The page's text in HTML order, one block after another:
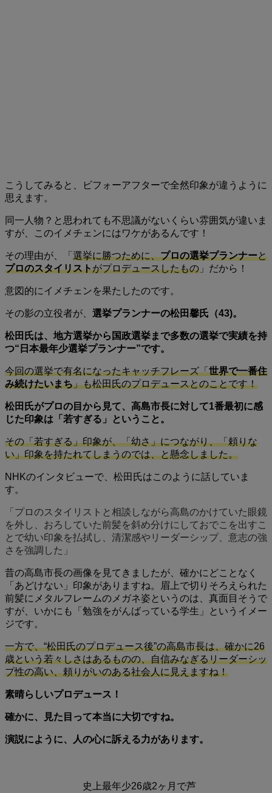
こうしてみると、ビフォーアフターで全然印象が違うように
思えます。
同一人物？と思われても不思議がないくらい雰囲気が違いま
すが、このイメチェンにはワケがあるんです！
その理由が、「 選挙に勝つために、プロの選挙プランナーと
プロのスタイリストがプロデュースしたもの 」だから！
意図的にイメチェンを果たしたのです。
その影の立役者が、 選挙プランナーの松田馨氏（43)。
松田氏は、地方選挙から国政選挙まで多数の選挙で実績を持
つ“日本最年少選挙プランナー”です。
今回の選挙で有名になったキャッチフレーズ「世界で一番住
み続けたいまち」も松田氏のプロデュースとのことです！
松田氏がプロの目から見て、高島市長に対して1番最初に感
じた印象は「若すぎる」ということ。
その「若すぎる」印象が、「幼さ」につながり、「頼りな
い」印象を持たれてしまうのでは、と懸念しました。
NHKのインタビューで、松田氏はこのように話していま
す。
「プロのスタイリストと相談しながら高島のかけていた眼鏡
を外し、おろしていた前髪を斜め分けにしておでこを出すこ
とで幼い印象を払拭し、清潔感やリーダーシップ、意志の強
さを強調した」
昔の高島市長の画像を見てきましたが、確かにどことなく
「あどけない」印象がありますね。眉上で切りそろえられた
前髪にメタルフレームのメガネ姿というのは、真面目そうで
すが、いかにも「勉強をがんばっている学生」というイメー
ジです。
一方で、“松田氏のプロデュース後”の高島市長は、確かに26
歳という若々しさはあるものの、自信みなぎるリーダーシッ
プ性の高い、頼りがいのある社会人に見えますね！
素晴らしいプロデュース！
確かに、見た目って本当に大切ですね。
演説にように、人の心に訴える力があります。
史上最年少26歳2ヶ月で芦